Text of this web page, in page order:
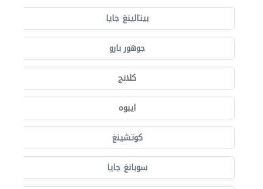
بيتالينغ جايا
جوهور بارو
كلانج
ايبوه
كوتشينغ
سوبانغ جايا